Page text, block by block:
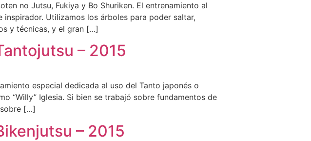
no Jutsu, Fukiya y Bo Shuriken. El entrenamiento al
Utilizamos los árboles para poder saltar,
y técnicas, y el gran […]
– 2015
especial dedicada al uso del Tanto japonés o
“Willy” Iglesia. Si bien se trabajó sobre fundamentos de
sobre […]
– 2015